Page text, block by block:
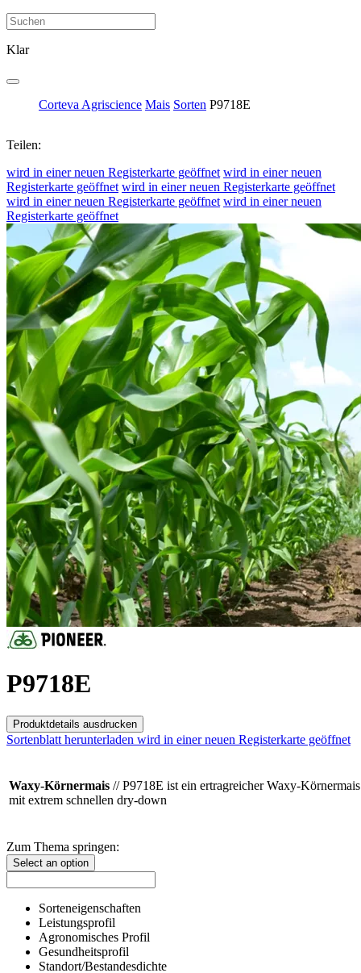
Klar
Corteva Agriscience Mais Sorten P9718E
Teilen:
wird in einer neuen Registerkarte geöffnet wird in einer neuen
Registerkarte geöffnet wird in einer neuen Registerkarte geöffnet
wird in einer neuen Registerkarte geöffnet wird in einer neuen
Registerkarte geöffnet
P9718E
Produktdetails ausdrucken
Sortenblatt herunterladen wird in einer neuen Registerkarte geöffnet
Waxy-Körnermais // P9718E ist ein ertragreicher Waxy-
mit extrem schnellen dry-down
Zum Thema springen:
Select an option
Sorteneigenschaften
Leistungsprofil
Agronomisches Profil
Gesundheitsprofil
Standort/Bestandesdichte